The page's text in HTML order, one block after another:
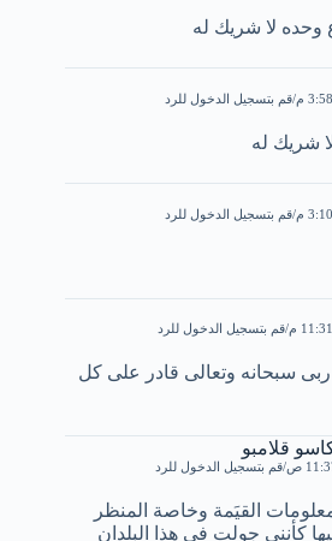
وحده لا شريك له
قم بتسجيل الدخول للرد
شريك له
قم بتسجيل الدخول للرد
قم بتسجيل الدخول للرد
سبحانه وتعالى قادر على كل
قلامبو
قم بتسجيل الدخول للرد
القيَمة وخاصة المنظر
كأنني جولت في هذا البلدان